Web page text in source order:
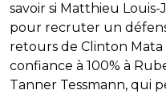
savoir si Matthieu
pour recruter un
retours de Clinton
confiance à 100% à
Tanner Tessmann, qui